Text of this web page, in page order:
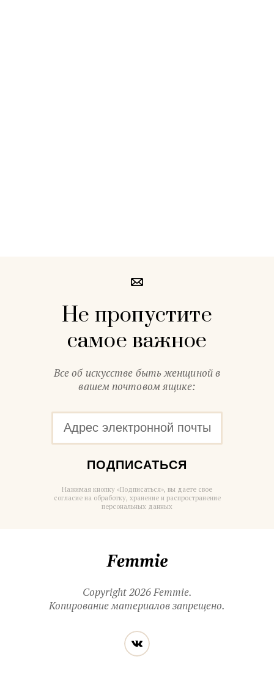
Не пропустите
самое важное
Все об искусстве быть женщиной в
вашем почтовом ящике:
ПОДПИСАТЬСЯ
Нажимая кнопку «Подписаться», вы даете свое
согласие на обработку, хранение и распространение
персональных данных
Copyright 2026 Femmie.
Копирование материалов запрещено.
Читайте
нас
в социальных